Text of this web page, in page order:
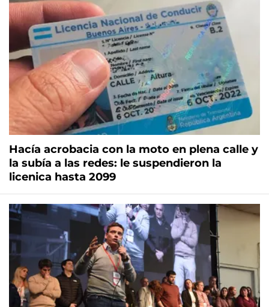
Hacía acrobacia con la moto en plena calle y
la subía a las redes: le suspendieron la
licenica hasta 2099